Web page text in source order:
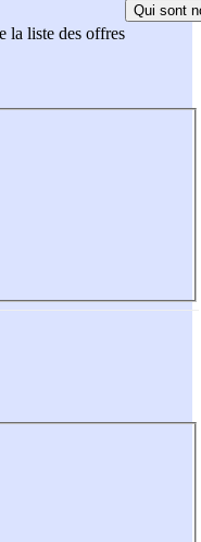
la liste des offres
Qui sont